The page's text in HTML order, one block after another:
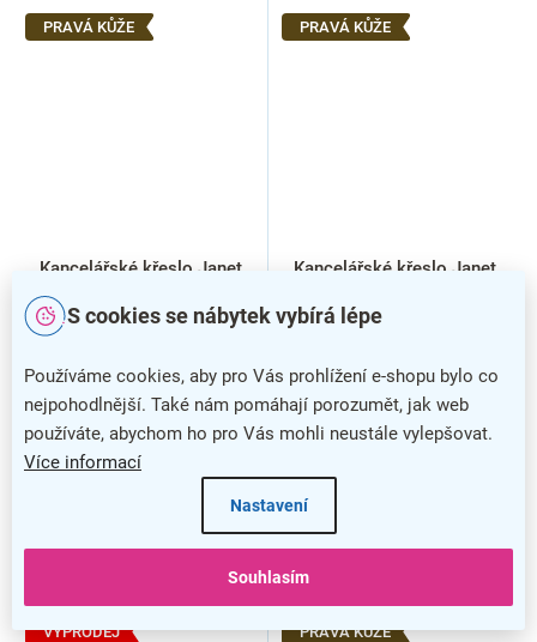
S cookies se nábytek vybírá lépe
Používáme cookies, aby pro Vás prohlížení e-shopu bylo co
nejpohodlnější. Také nám pomáhají porozumět, jak web
používáte, abychom ho pro Vás mohli neustále vylepšovat.
Více informací
Nastavení
Souhlasím
PRAVÁ KŮŽE
Kancelářské křeslo Janet
PRAVÁ KŮŽE
Kancelářské křeslo Janet,
VÝPRODEJ
PRAVÁ KŮŽE